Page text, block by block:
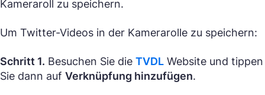
Kameraroll zu speichern.
Um Twitter-Videos in der Kamerarolle zu speichern:
Schritt 1. Besuchen Sie die TVDL Website und tippen
Sie dann auf Verknüpfung hinzufügen.